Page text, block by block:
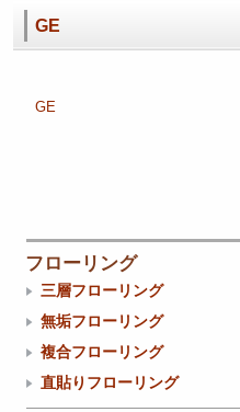
GE
GE
フローリング
三層フローリング
無垢フローリング
複合フローリング
直貼りフローリング